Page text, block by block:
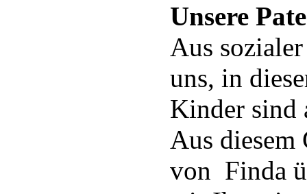
Unsere
Aus
uns, in
Kinder sind
Aus diesem
von Finda